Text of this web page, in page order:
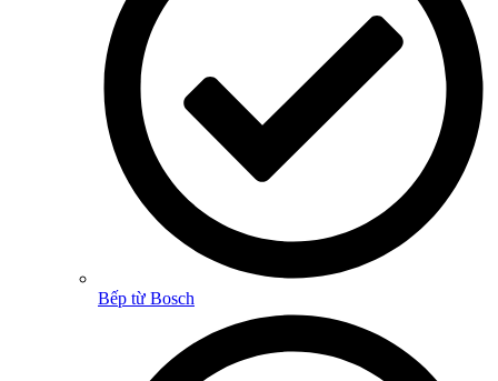
Bếp từ Bosch